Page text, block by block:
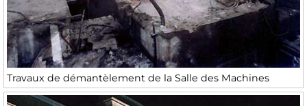
Travaux de démantèlement de la Salle des Machines